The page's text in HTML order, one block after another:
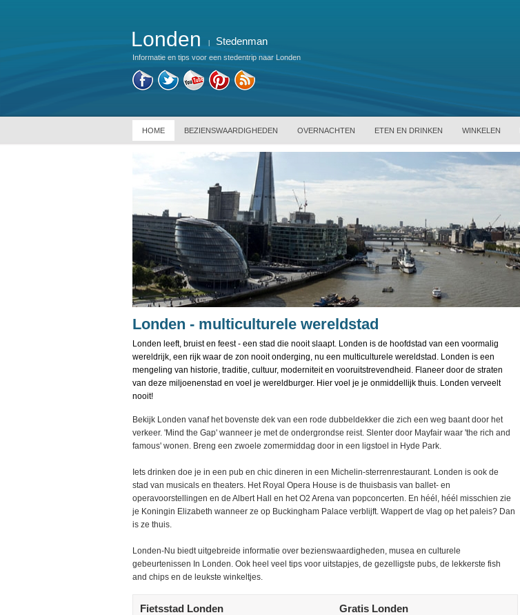
Londen Stedenman
Informatie en tips voor een stedentrip naar Londen
HOME BEZIENSWAARDIGHEDEN OVERNACHTEN ETEN EN DRINKEN WINKELEN
Londen - multiculturele wereldstad
Londen leeft, bruist en feest - een stad die nooit slaapt. Londen is de hoofdstad van een voormalig
wereldrijk, een rijk waar de zon nooit onderging, nu een multiculturele wereldstad. Londen is een
mengeling van historie, traditie, cultuur, moderniteit en vooruitstrevendheid. Flaneer door de straten
van deze miljoenenstad en voel je wereldburger. Hier voel je je onmiddellijk thuis. Londen verveelt
nooit!
Bekijk Londen vanaf het bovenste dek van een rode dubbeldekker die zich een weg baant door het
verkeer. 'Mind the Gap' wanneer je met de ondergrondse reist. Slenter door Mayfair waar 'the rich and
famous' wonen. Breng een zwoele zomermiddag door in een ligstoel in Hyde Park.
Iets drinken doe je in een pub en chic dineren in een Michelin-sterrenrestaurant. Londen is ook de
stad van musicals en theaters. Het Royal Opera House is de thuisbasis van ballet- en
operavoorstellingen en de Albert Hall en het O2 Arena van popconcerten. En héél, héél misschien zie
je Koningin Elizabeth wanneer ze op Buckingham Palace verblijft. Wappert de vlag op het paleis? Dan
is ze thuis.
Londen-Nu biedt uitgebreide informatie over bezienswaardigheden, musea en culturele
gebeurtenissen In Londen. Ook heel veel tips voor uitstapjes, de gezelligste pubs, de lekkerste fish
and chips en de leukste winkeltjes.
Fietsstad Londen Gratis Londen